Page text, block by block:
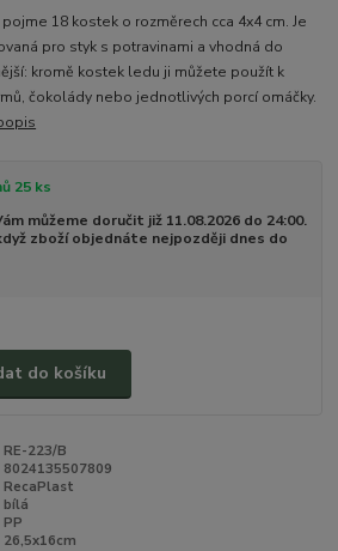
18 kostek o rozměrech cca 4x4 cm. Je
pro styk s potravinami a vhodná do
kromě kostek ledu ji můžete použít k
čokolády nebo jednotlivých porcí omáčky.
25 ks
můžeme doručit již 11.08.2026 do 24:00.
zboží objednáte nejpozději dnes do
do košíku
RE-223/B
8024135507809
RecaPlast
bílá
PP
26,5x16cm